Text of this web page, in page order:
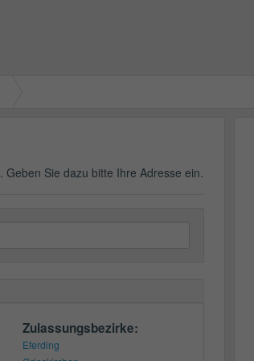
. Geben Sie dazu bitte Ihre Adresse ein.
Zulassungsbezirke:
Eferding